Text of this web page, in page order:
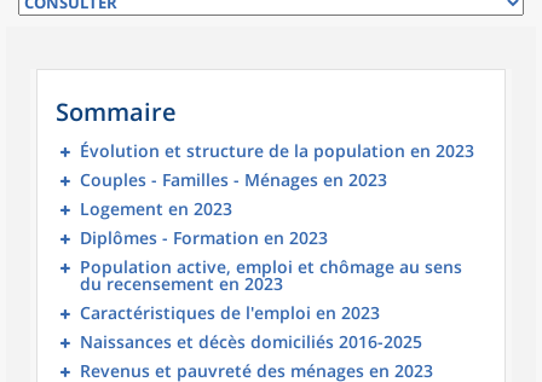
Sommaire
Évolution et structure de la population en 2023
Couples - Familles - Ménages en 2023
Logement en 2023
Diplômes - Formation en 2023
Population active, emploi et chômage au sens
du recensement en 2023
Caractéristiques de l'emploi en 2023
Naissances et décès domiciliés 2016-2025
Revenus et pauvreté des ménages en 2023